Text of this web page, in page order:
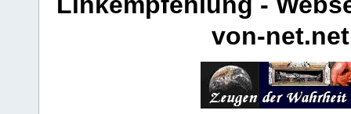
von-net.net